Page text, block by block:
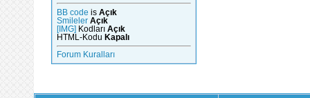
BB code is Açık
Smileler Açık
[IMG] Kodları Açık
HTML-Kodu Kapalı
Forum Kuralları